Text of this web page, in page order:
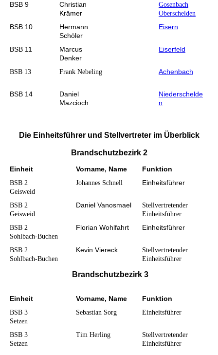
BSB 9
Christian
Krämer
Gosenbach
Oberschelden
BSB 10
Hermann
Schöler
Eisern
BSB 11
Marcus
Denker
Eiserfeld
BSB 13 Frank Nebeling Achenbach
BSB 14
Daniel
Mazcioch
Niederschelde
n
Die Einheitsführer und Stellvertreter im Überblick
Brandschutzbezirk 2
Einheit Vorname, Name Funktion
BSB 2
Geisweid
Johannes Schnell Einheitsführer
BSB 2
Geisweid
Daniel Vanosmael
Stellvertretender
Einheitsführer
BSB 2
Sohlbach-Buchen
Florian Wohlfahrt Einheitsführer
BSB 2
Sohlbach-Buchen
Kevin Viereck
Stellvertretender
Einheitsführer
Brandschutzbezirk 3
Einheit Vorname, Name Funktion
BSB 3
Setzen
Sebastian Sorg Einheitsführer
BSB 3
Setzen
Tim Herling
Stellvertretender
Einheitsführer